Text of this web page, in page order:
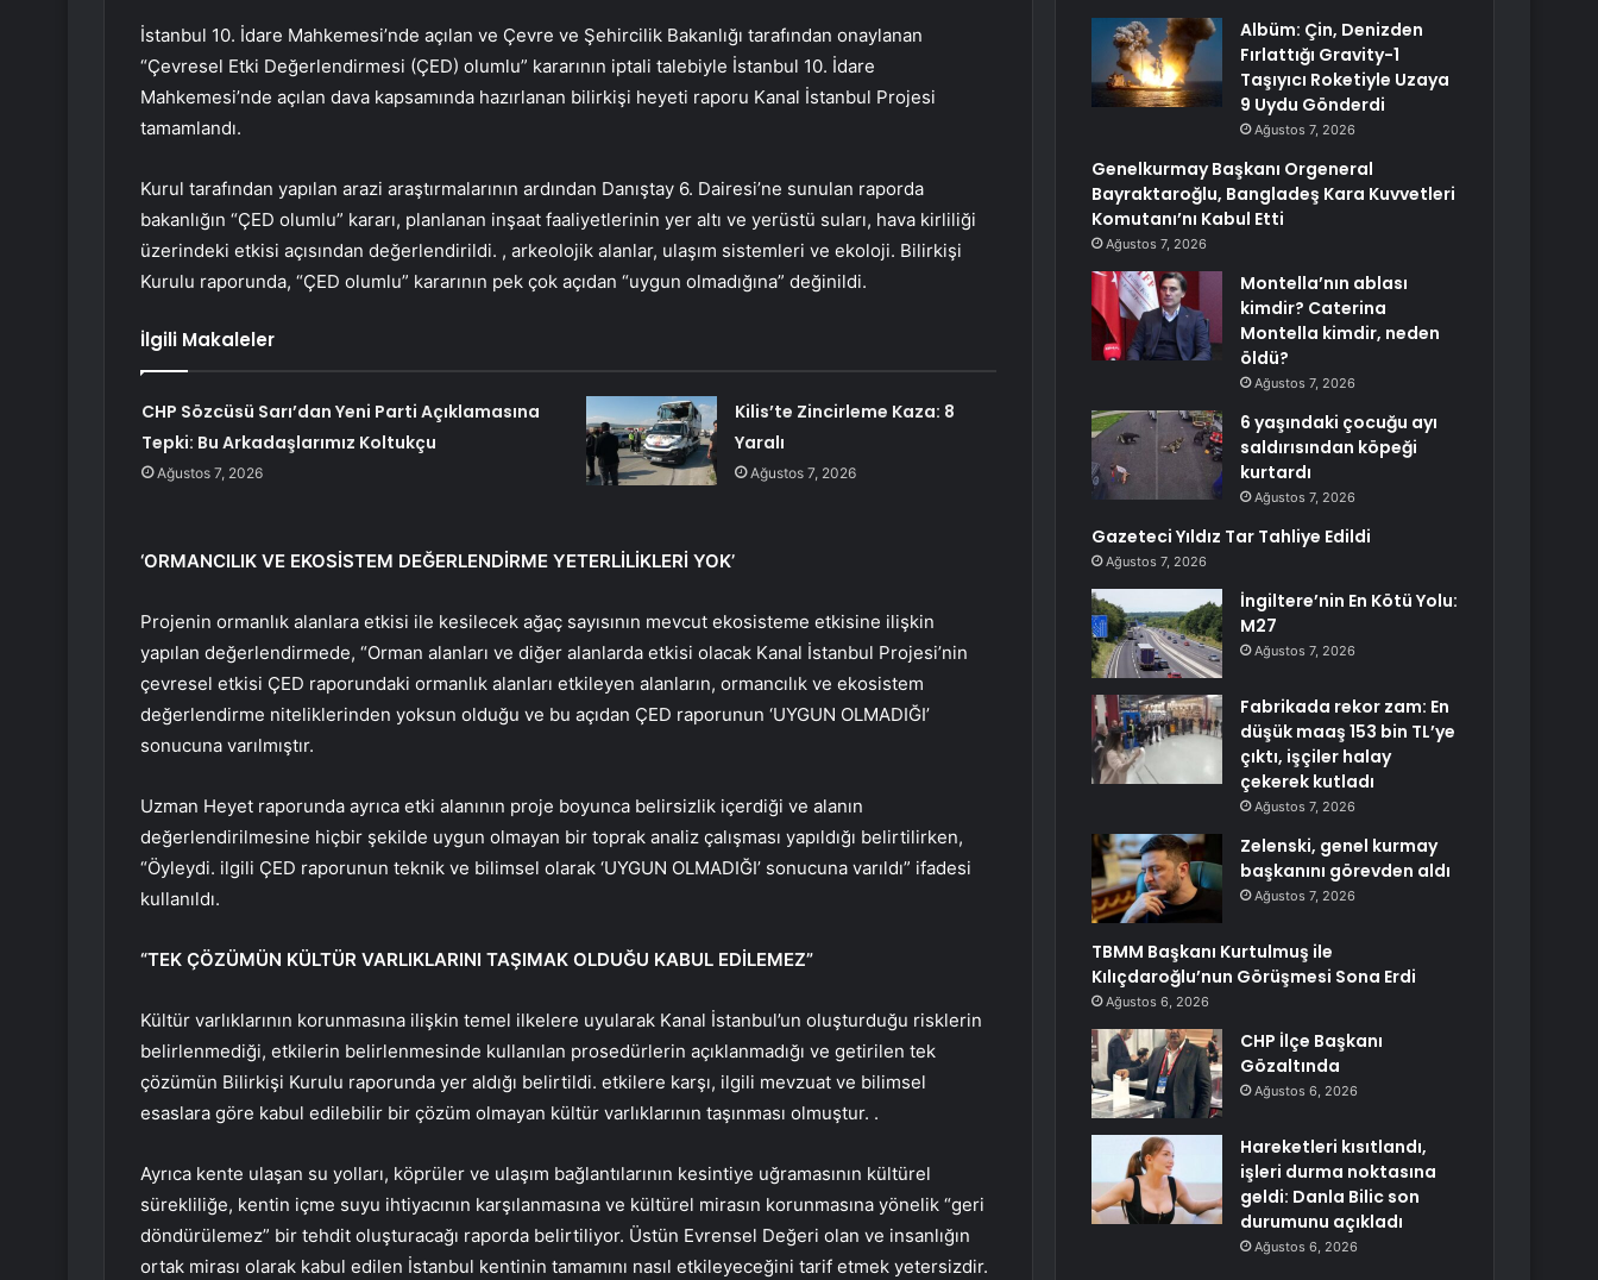
İstanbul 10. İdare Mahkemesi’nde açılan ve Çevre ve Şehircilik Bakanlığı tarafından onaylanan
“Çevresel Etki Değerlendirmesi (ÇED) olumlu” kararının iptali talebiyle İstanbul 10. İdare
Mahkemesi’nde açılan dava kapsamında hazırlanan bilirkişi heyeti raporu Kanal İstanbul Projesi
tamamlandı.
Kurul tarafından yapılan arazi araştırmalarının ardından Danıştay 6. Dairesi’ne sunulan raporda
bakanlığın “ÇED olumlu” kararı, planlanan inşaat faaliyetlerinin yer altı ve yerüstü suları, hava kirliliği
üzerindeki etkisi açısından değerlendirildi. , arkeolojik alanlar, ulaşım sistemleri ve ekoloji. Bilirkişi
Kurulu raporunda, “ÇED olumlu” kararının pek çok açıdan “uygun olmadığına” değinildi.
İlgili Makaleler
CHP Sözcüsü Sarı’dan Yeni Parti Açıklamasına
Tepki: Bu Arkadaşlarımız Koltukçu
Ağustos 7, 2026
Kilis’te Zincirleme Kaza: 8
Yaralı
Ağustos 7, 2026
‘ORMANCILIK VE EKOSİSTEM DEĞERLENDİRME YETERLİLİKLERİ YOK’
Projenin ormanlık alanlara etkisi ile kesilecek ağaç sayısının mevcut ekosisteme etkisine ilişkin
yapılan değerlendirmede, “Orman alanları ve diğer alanlarda etkisi olacak Kanal İstanbul Projesi’nin
çevresel etkisi ÇED raporundaki ormanlık alanları etkileyen alanların, ormancılık ve ekosistem
değerlendirme niteliklerinden yoksun olduğu ve bu açıdan ÇED raporunun ‘UYGUN OLMADIĞI’
sonucuna varılmıştır.
Uzman Heyet raporunda ayrıca etki alanının proje boyunca belirsizlik içerdiği ve alanın
değerlendirilmesine hiçbir şekilde uygun olmayan bir toprak analiz çalışması yapıldığı belirtilirken,
“Öyleydi. ilgili ÇED raporunun teknik ve bilimsel olarak ‘UYGUN OLMADIĞI’ sonucuna varıldı” ifadesi
kullanıldı.
“TEK ÇÖZÜMÜN KÜLTÜR VARLIKLARINI TAŞIMAK OLDUĞU KABUL EDİLEMEZ”
Kültür varlıklarının korunmasına ilişkin temel ilkelere uyularak Kanal İstanbul’un oluşturduğu risklerin
belirlenmediği, etkilerin belirlenmesinde kullanılan prosedürlerin açıklanmadığı ve getirilen tek
çözümün Bilirkişi Kurulu raporunda yer aldığı belirtildi. etkilere karşı, ilgili mevzuat ve bilimsel
esaslara göre kabul edilebilir bir çözüm olmayan kültür varlıklarının taşınması olmuştur. .
Ayrıca kente ulaşan su yolları, köprüler ve ulaşım bağlantılarının kesintiye uğramasının kültürel
sürekliliğe, kentin içme suyu ihtiyacının karşılanmasına ve kültürel mirasın korunmasına yönelik “geri
döndürülemez” bir tehdit oluşturacağı raporda belirtiliyor. Üstün Evrensel Değeri olan ve insanlığın
ortak mirası olarak kabul edilen İstanbul kentinin tamamını nasıl etkileyeceğini tarif etmek yetersizdir.
Albüm: Çin, Denizden
Fırlattığı Gravity-1
Taşıyıcı Roketiyle Uzaya
9 Uydu Gönderdi
Ağustos 7, 2026
Genelkurmay Başkanı Orgeneral
Bayraktaroğlu, Bangladeş Kara Kuvvetleri
Komutanı’nı Kabul Etti
Ağustos 7, 2026
Montella’nın ablası
kimdir? Caterina
Montella kimdir, neden
öldü?
Ağustos 7, 2026
6 yaşındaki çocuğu ayı
saldırısından köpeği
kurtardı
Ağustos 7, 2026
Gazeteci Yıldız Tar Tahliye Edildi
Ağustos 7, 2026
İngiltere’nin En Kötü Yolu:
M27
Ağustos 7, 2026
Fabrikada rekor zam: En
düşük maaş 153 bin TL’ye
çıktı, işçiler halay
çekerek kutladı
Ağustos 7, 2026
Zelenski, genel kurmay
başkanını görevden aldı
Ağustos 7, 2026
TBMM Başkanı Kurtulmuş ile
Kılıçdaroğlu’nun Görüşmesi Sona Erdi
Ağustos 6, 2026
CHP İlçe Başkanı
Gözaltında
Ağustos 6, 2026
Hareketleri kısıtlandı,
işleri durma noktasına
geldi: Danla Bilic son
durumunu açıkladı
Ağustos 6, 2026